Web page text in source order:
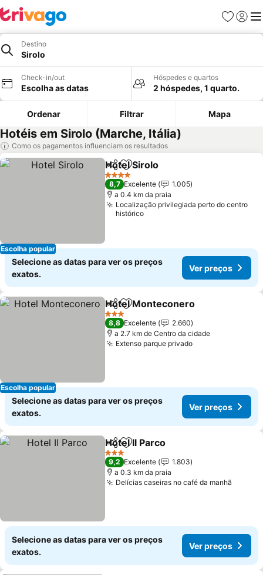
Favoritos
Iniciar
Destino
Sirolo
Check-in/out
Escolha as datas
Hóspedes e quartos
2 hóspedes, 1 quarto.
Ordenar Filtrar Mapa
Hotéis em Sirolo (Marche, Itália)
Como os pagamentos influenciam os resultados
Escolha popular
PartilharAdicionar aos favoritos
Hotel Sirolo
4 Estrelas
8,7 Excelente
1.005
a 0.4 km da praia
Localização privilegiada perto do centro
histórico
Selecione as datas para ver os preços
exatos.
Ver preços
Escolha popular
PartilharAdicionar aos favoritos
Hotel Monteconero
3 Estrelas
8,8 Excelente
2.660
a 2.7 km de Centro da cidade
Extenso parque privadoVer preços
Selecione as datas para ver os preços
exatos.
Ver preços
PartilharAdicionar aos favoritos
Hotel Il Parco
3 Estrelas
9,2 Excelente
1.803
a 0.3 km da praia
Delícias caseiras no café da manhã
Selecione as datas para ver os preços
exatos.
Ver preços